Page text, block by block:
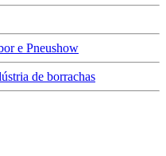
e Pneushow
de borrachas